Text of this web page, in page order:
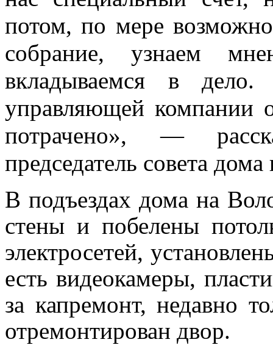
потом, по мере
собрание, узнаем
вкладываемся в
управляющей компании
потрачено», —
председатель совета
В подъездах дома на
стены и побелены
электросетей,
есть видеокамеры,
за капремонт, недавно
отремонтирован двор.